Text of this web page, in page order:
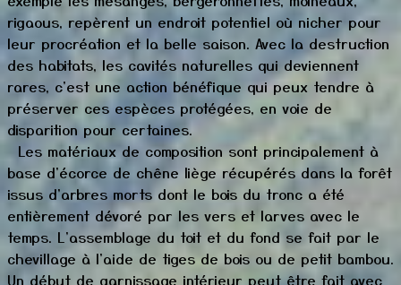
rigaous, repèrent un endroit potentiel où nicher pour
leur procréation et la belle saison. Avec la destruction
des habitats, les cavités naturelles qui deviennent
rares, c'est une action bénéfique qui peux tendre à
préserver ces espèces protégées, en voie de
disparition pour certaines.
Les matériaux de composition sont principalement à
base d'écorce de chêne liège récupérés dans la forêt
issus d'arbres morts dont le bois du tronc a été
entièrement dévoré par les vers et larves avec le
temps. L'assemblage du toit et du fond se fait par le
chevillage à l'aide de tiges de bois ou de petit bambou.
Un début de garnissage intérieur peut être fait avec